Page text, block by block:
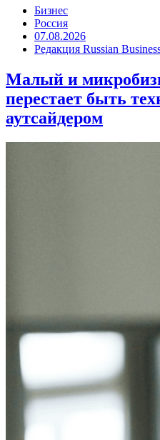
Бизнес
Россия
07.08.2026
Редакция Russian
Малый и
перестает быть
аутсайдером